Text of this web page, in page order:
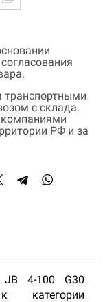
транспортными
с склада.
компаниями
РФ и за
JB 4-100 G30
категории